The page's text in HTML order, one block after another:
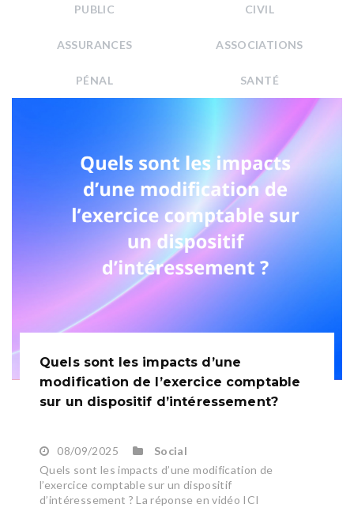
PUBLIC CIVIL
ASSURANCES ASSOCIATIONS
PÉNAL SANTÉ
Quels sont les impacts d’une
modification de l’exercice comptable
sur un dispositif d’intéressement?
08/09/2025
Social
Quels sont les impacts d’une modification de
l’exercice comptable sur un dispositif
d’intéressement ? La réponse en vidéo ICI